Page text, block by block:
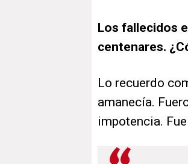
Los fallecidos
centenares.
Lo recuerdo
amanecía.
impotencia.